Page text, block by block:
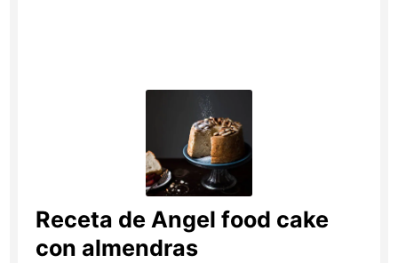
Receta de Angel food cake
con almendras